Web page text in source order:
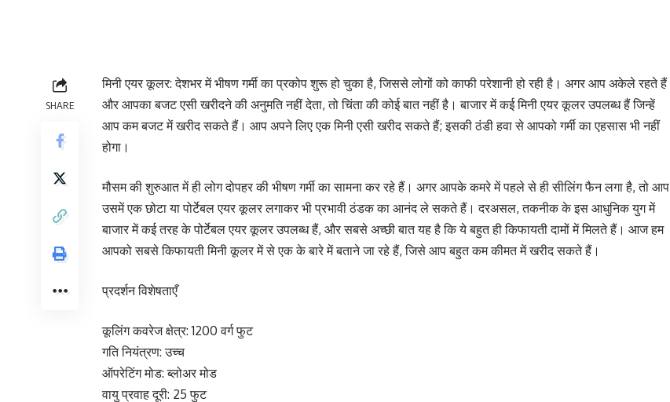
SHARE
मिनी एयर कूलर: देशभर में भीषण गर्मी का प्रकोप शुरू हो चुका है, जिससे लोगों को काफी परेशानी हो रही है। अगर आप अकेले रहते हैं
और आपका बजट एसी खरीदने की अनुमति नहीं देता, तो चिंता की कोई बात नहीं है। बाजार में कई मिनी एयर कूलर उपलब्ध हैं जिन्हें
आप कम बजट में खरीद सकते हैं। आप अपने लिए एक मिनी एसी खरीद सकते हैं; इसकी ठंडी हवा से आपको गर्मी का एहसास भी नहीं
होगा।
मौसम की शुरुआत में ही लोग दोपहर की भीषण गर्मी का सामना कर रहे हैं। अगर आपके कमरे में पहले से ही सीलिंग फैन लगा है, तो आप
उसमें एक छोटा या पोर्टेबल एयर कूलर लगाकर भी प्रभावी ठंडक का आनंद ले सकते हैं। दरअसल, तकनीक के इस आधुनिक युग में
बाजार में कई तरह के पोर्टेबल एयर कूलर उपलब्ध हैं, और सबसे अच्छी बात यह है कि ये बहुत ही किफायती दामों में मिलते हैं। आज हम
आपको सबसे किफायती मिनी कूलर में से एक के बारे में बताने जा रहे हैं, जिसे आप बहुत कम कीमत में खरीद सकते हैं।
प्रदर्शन विशेषताएँ
कूलिंग कवरेज क्षेत्र: 1200 वर्ग फुट
गति नियंत्रण: उच्च
ऑपरेटिंग मोड: ब्लोअर मोड
वायु प्रवाह दूरी: 25 फुट